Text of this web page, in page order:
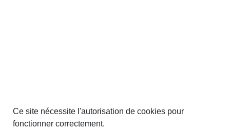
Ce site nécessite l'autorisation de cookies pour
fonctionner correctement.